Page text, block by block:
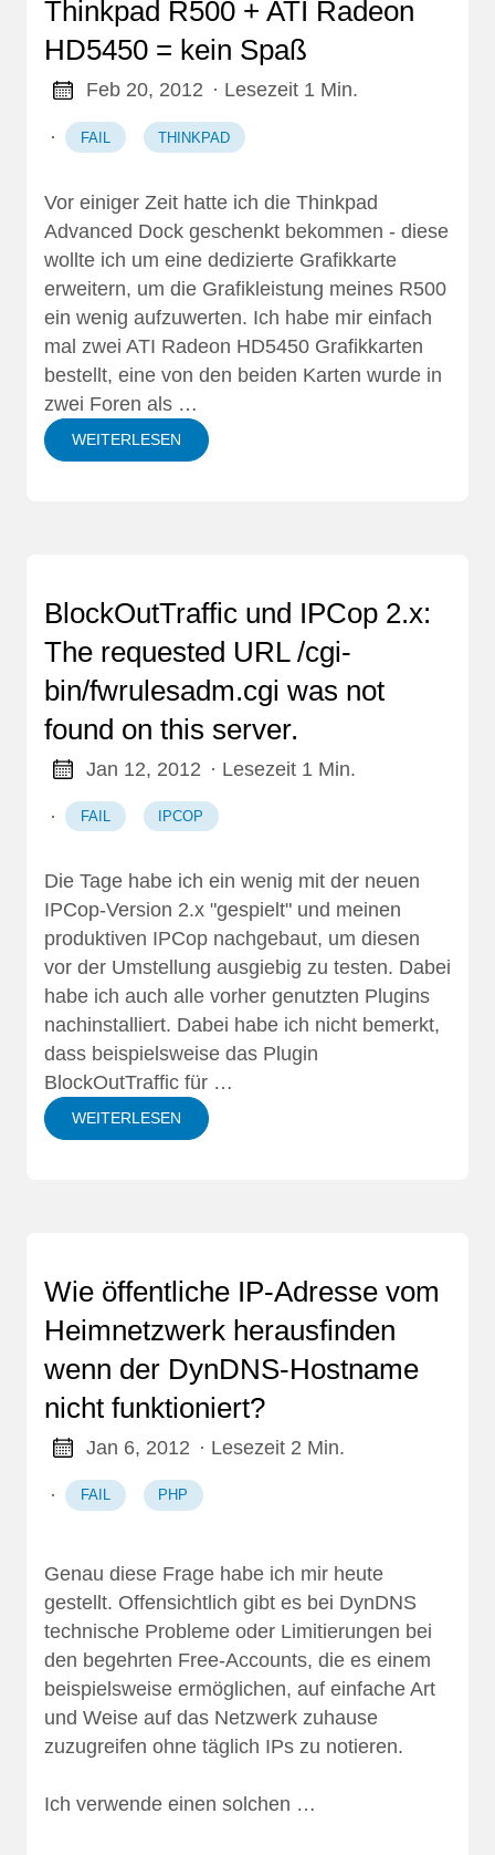
Thinkpad R500 + ATI Radeon
HD5450 = kein Spaß
Feb 20, 2012 · Lesezeit 1 Min.
· FAIL THINKPAD
Vor einiger Zeit hatte ich die Thinkpad
Advanced Dock geschenkt bekommen - diese
wollte ich um eine dedizierte Grafikkarte
erweitern, um die Grafikleistung meines R500
ein wenig aufzuwerten. Ich habe mir einfach
mal zwei ATI Radeon HD5450 Grafikkarten
bestellt, eine von den beiden Karten wurde in
zwei Foren als …
WEITERLESEN
BlockOutTraffic und IPCop 2.x:
The requested URL /cgi-
bin/fwrulesadm.cgi was not
found on this server.
Jan 12, 2012 · Lesezeit 1 Min.
· FAIL IPCOP
Die Tage habe ich ein wenig mit der neuen
IPCop-Version 2.x "gespielt" und meinen
produktiven IPCop nachgebaut, um diesen
vor der Umstellung ausgiebig zu testen. Dabei
habe ich auch alle vorher genutzten Plugins
nachinstalliert. Dabei habe ich nicht bemerkt,
dass beispielsweise das Plugin
BlockOutTraffic für …
WEITERLESEN
Wie öffentliche IP-Adresse vom
Heimnetzwerk herausfinden
wenn der DynDNS-Hostname
nicht funktioniert?
Jan 6, 2012 · Lesezeit 2 Min.
· FAIL PHP
Genau diese Frage habe ich mir heute
gestellt. Offensichtlich gibt es bei DynDNS
technische Probleme oder Limitierungen bei
den begehrten Free-Accounts, die es einem
beispielsweise ermöglichen, auf einfache Art
und Weise auf das Netzwerk zuhause
zuzugreifen ohne täglich IPs zu notieren.
Ich verwende einen solchen …